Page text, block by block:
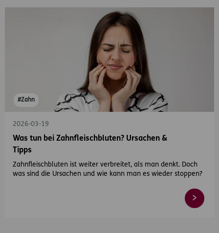
#Zahn
2026-03-19
Was tun bei Zahnfleischbluten? Ursachen &
Tipps
Zahnfleischbluten ist weiter verbreitet, als man denkt. Doch
was sind die Ursachen und wie kann man es wieder stoppen?